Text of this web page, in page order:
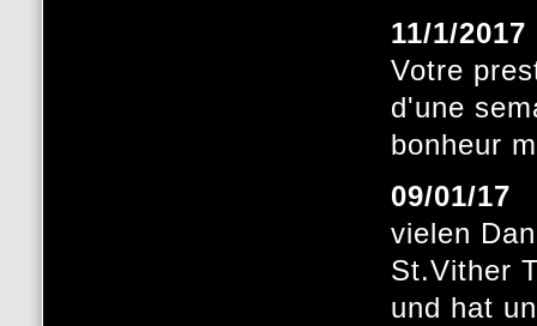
11/1/2017
Votre
d'une
bonheur
09/01/17
vielen
St.Vither
und hat